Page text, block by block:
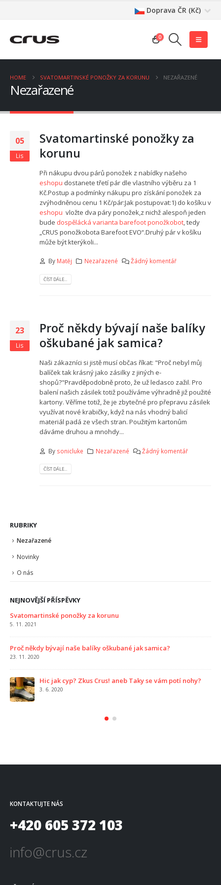
Doprava ČR (Kč)
0
HOME SVATOMARTINSKÉ PONOŽKY ZA KORUNU NEZAŘAZENÉ
Nezařazené
05
Lis
Svatomartinské ponožky za
korunu
Při nákupu dvou párů ponožek z nabídky našeho
eshopu dostanete třetí pár dle vlastního výběru za 1
Kč.Postup a podmínky nákupu pro získání ponožek za
zvýhodněnou cenu 1 Kč/pár:Jak postupovat:1) do košíku v
eshopu vložte dva páry ponožek,z nichž alespoň jeden
bude dospělácká varianta barefoot ponožkobot, tedy
„CRUS ponožkobota Barefoot EVO“.Druhý pár v košíku
může být kterýkoli...
By Matěj Nezařazené Žádný komentář
ČÍST DÁLE...
23
Lis
Proč někdy bývají naše balíky
oškubané jak samica?
Naši zákazníci si jistě musí občas říkat: "Proč nebyl můj
balíček tak krásný jako zásilky z jiných e-
shopů?"Pravděpodobně proto, že už ledasco zažil. Pro
balení našich zásilek totiž používáme výhradně již použité
kartony. Věříme totiž, že je zbytečné pro přepravu zásilek
využívat nové krabičky, když na nás vhodný balicí
materiál padá ze všech stran. Použitým kartonům
dáváme druhou a mnohdy...
By sonicluke Nezařazené Žádný komentář
ČÍST DÁLE...
RUBRIKY
Nezařazené
Novinky
O nás
NEJNOVĚJŠÍ PŘÍSPĚVKY
Svatomartinské ponožky za korunu
5. 11. 2021
Proč někdy bývají naše balíky oškubané jak samica?
23. 11. 2020
Hic jak cyp? Zkus Crus! aneb Taky se vám potí nohy?
3. 6. 2020
KONTAKTUJTE NÁS
+420 605 372 103
info@crus.cz